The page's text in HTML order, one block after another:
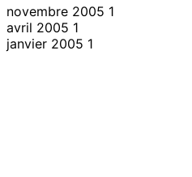
novembre 2005 1
avril 2005 1
janvier 2005 1